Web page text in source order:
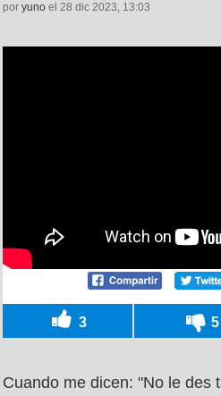
por yuno el 28 dic 2023, 13:03
3 5
Cuando me dicen: "No le des